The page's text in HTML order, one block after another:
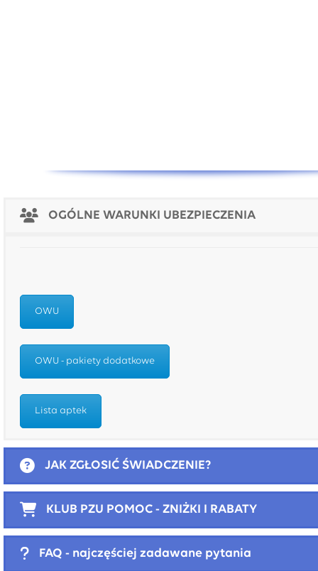
OGÓLNE WARUNKI UBEZPIECZENIA
OWU
OWU - pakiety dodatkowe
Lista aptek
JAK ZGŁOSIĆ ŚWIADCZENIE?
KLUB PZU POMOC - ZNIŻKI I RABATY
FAQ - najczęściej zadawane pytania